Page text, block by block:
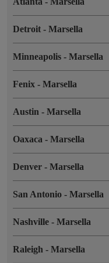
Detroit - Marsella
Minneapolis - Marsella
Fenix - Marsella
Austin - Marsella
Oaxaca - Marsella
Denver - Marsella
San Antonio - Marsella
Nashville - Marsella
Raleigh - Marsella